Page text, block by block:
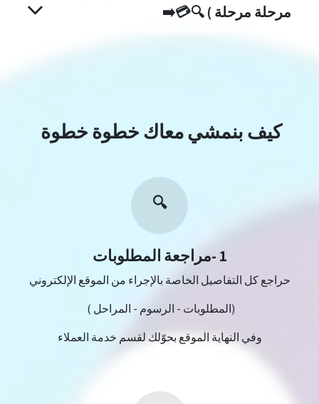
مرحلة مرحلة ) 🔍💳➡️
كيف بنمشي معاك خطوة خطوة
🔍
1 -مراجعة المطلوبات
حراجع كل التفاصيل الخاصة بالإجراء من الموقع الإلكتروني
(المطلوبات - الرسوم - المراحل )
وفي النهاية الموقع بحوّلك لقسم خدمة العملاء